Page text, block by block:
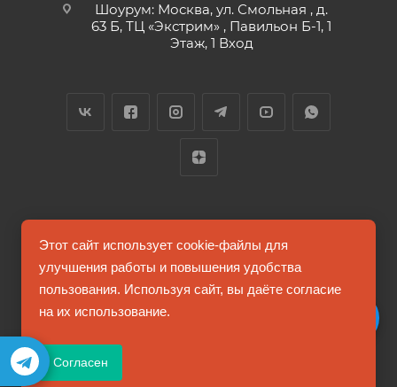
Шоурум: Москва, ул. Смольная , д.
63 Б, ТЦ «Экстрим» , Павильон Б-1, 1
Этаж, 1 Вход
2026 © FUTUMAG.RU
Информация на сайте не является публичной офертой
Этот сайт использует cookie-файлы для
улучшения работы и повышения удобства
пользования. Используя сайт, вы даёте согласие
на их использование.
Согласен